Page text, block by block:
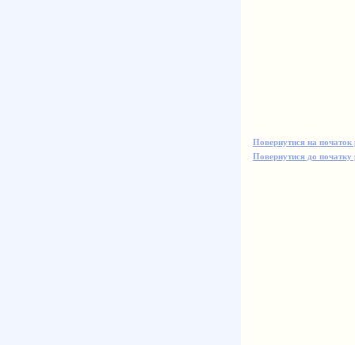
Повернутися на початок
Повернутися до початку